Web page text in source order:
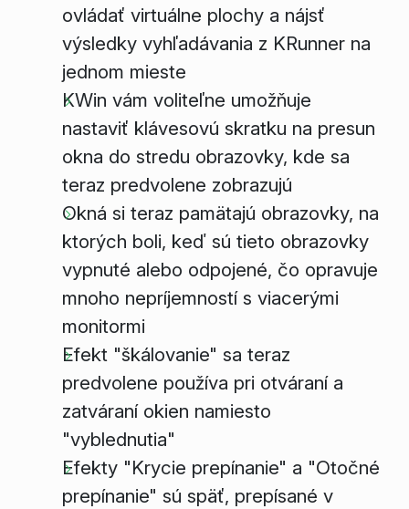
ovládať virtuálne plochy a nájsť
výsledky vyhľadávania z KRunner na
jednom mieste
KWin vám voliteľne umožňuje
nastaviť klávesovú skratku na presun
okna do stredu obrazovky, kde sa
teraz predvolene zobrazujú
Okná si teraz pamätajú obrazovky, na
ktorých boli, keď sú tieto obrazovky
vypnuté alebo odpojené, čo opravuje
mnoho nepríjemností s viacerými
monitormi
Efekt "škálovanie" sa teraz
predvolene používa pri otváraní a
zatváraní okien namiesto
"vyblednutia"
Efekty "Krycie prepínanie" a "Otočné
prepínanie" sú späť, prepísané v